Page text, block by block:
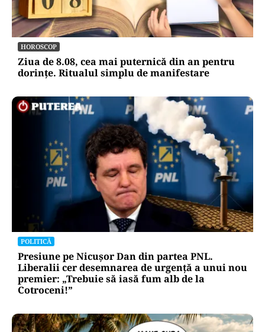
HOROSCOP
Ziua de 8.08, cea mai puternică din an pentru
dorințe. Ritualul simplu de manifestare
POLITICĂ
Presiune pe Nicușor Dan din partea PNL.
Liberalii cer desemnarea de urgență a unui nou
premier: „Trebuie să iasă fum alb de la
Cotroceni!”